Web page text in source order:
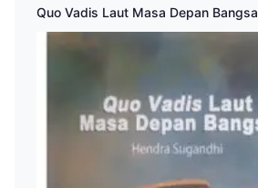
Quo Vadis Laut Masa Depan Bangsa